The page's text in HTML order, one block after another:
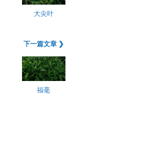
大尖叶
下一篇文章 ❯
福毫